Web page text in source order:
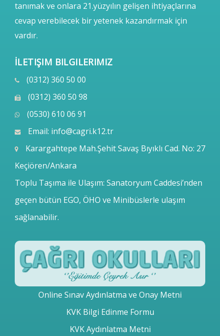
tanımak ve onlara 21.yüzyılın gelişen ihtiyaçlarına
cevap verebilecek bir yetenek kazandırmak için
vardır.
İLETIŞIM BILGILERIMIZ
(0312) 360 50 00
(0312) 360 50 98
(0530) 610 06 91
Email: info@cagri.k12.tr
Karargahtepe Mah.Şehit Savaş Bıyıklı Cad. No: 27
Keçiören/Ankara
Toplu Taşıma ile Ulaşım: Sanatoryum Caddesi’nden
geçen bütün EGO, ÖHO ve Minibüslerle ulaşım
sağlanabilir.
Online Sınav Aydınlatma ve Onay Metni
KVK Bilgi Edinme Formu
KVK Aydınlatma Metni